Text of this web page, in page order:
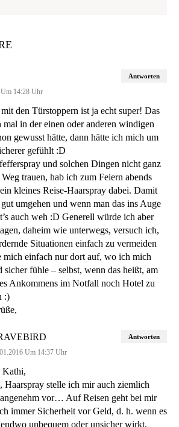
14:28 Uhr
den Türstoppern ist ja echt super! Das
mal in der einen oder anderen windigen
gewusst hätte, dann hätte ich mich um
gefühlt :D
und solchen Dingen nicht ganz
trauen, hab ich zum Feiern abends
kleines Reise-Haarspray dabei. Damit
umgehen und wenn man das ins Auge
auch weh :D Generell würde ich aber
daheim wie unterwegs, versuch ich,
Situationen einfach zu vermeiden
mich einfach nur dort auf, wo ich mich
sicher fühle – selbst, wenn das heißt, am
Ankommens im Notfall noch Hotel zu
:)
Antworten
Um 14:37 Uhr
Haarspray stelle ich mir auch ziemlich
vor… Auf Reisen geht bei mir
immer Sicherheit vor Geld, d. h. wenn es
unbequem oder unsicher wirkt,
Antworten